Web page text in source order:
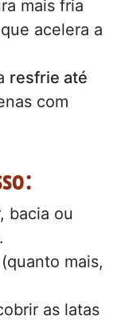
mais fria
acelera a
resfrie até
com
bacia ou
(quanto mais,
as latas